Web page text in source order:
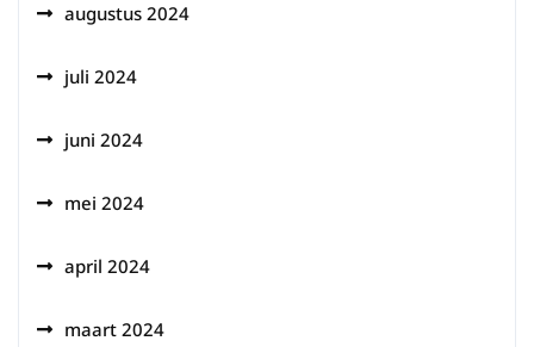
augustus 2024
juli 2024
juni 2024
mei 2024
april 2024
maart 2024